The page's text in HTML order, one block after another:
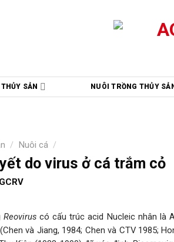
SẢN NUÔI TRỒNG THỦY SẢN
/ Nuôi cá /
do virus ở cá trắm cỏ
Reovirus có cấu trúc acid Nucleic nhân là
và Jiang, 1984; Chen và CTV 1985;